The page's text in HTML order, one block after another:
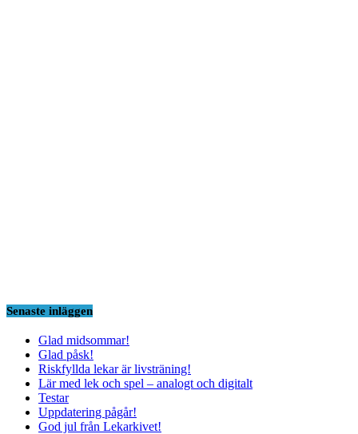
Senaste inläggen
Glad midsommar!
Glad påsk!
Riskfyllda lekar är livsträning!
Lär med lek och spel – analogt och digitalt
Testar
Uppdatering pågår!
God jul från Lekarkivet!